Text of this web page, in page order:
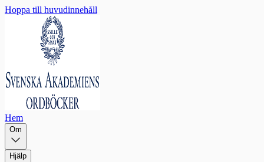
Hoppa till huvudinnehåll
Hem
Om
Hjälp